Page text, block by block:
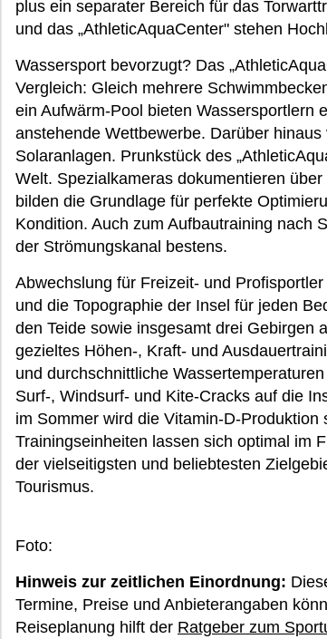
plus ein separater Bereich für das
und das „AthleticAquaCenter" stehen
Wassersport bevorzugt? Das
Vergleich: Gleich mehrere
ein Aufwärm-Pool bieten Wassersportlern
anstehende Wettbewerbe. Darüber
Solaranlagen. Prunkstück des
Welt. Spezialkameras dokumentieren
bilden die Grundlage für perfekte
Kondition. Auch zum Aufbautraining nach
der Strömungskanal bestens.
Abwechslung für Freizeit- und
und die Topographie der Insel für jeden
den Teide sowie insgesamt drei Gebirgen
gezieltes Höhen-, Kraft- und
und durchschnittliche
Surf-, Windsurf- und Kite-Cracks auf die
im Sommer wird die Vitamin-D-
Trainingseinheiten lassen sich optimal im
der vielseitigsten und beliebtesten
Tourismus.
Foto:
Hinweis zur zeitlichen Einordnung:
Termine, Preise und Anbieterangaben
Reiseplanung hilft der Ratgeber zum